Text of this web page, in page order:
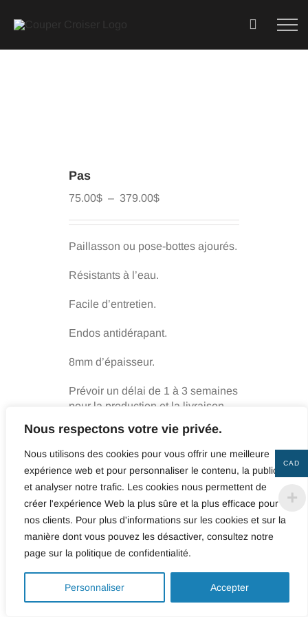
Nous respectons votre vie privée.
Nous utilisons des cookies pour vous offrir une meilleure
expérience web et pour personnaliser le contenu, la publicité
et analyser notre trafic. Les cookies nous permettent de
créer l'expérience Web la plus sûre et la plus efficace pour
nos clients. Pour plus d'informations sur les cookies et sur la
manière dont vous pouvez les désactiver, consultez notre
page sur la politique de confidentialité.
Personnaliser Accepter
Pas
75.00$ – 379.00$Plage
prix :
75.00$
Paillasson ou pose-bottes ajourés.
Résistants à l’eau.
Facile d’entretien.
Endos antidérapant.
8mm d’épaisseur.
Prévoir un délai de 1 à 3 semaines
pour la production et la livraison.
Taille
Effacer la sélection
quantité
de
Pas
CAD
0